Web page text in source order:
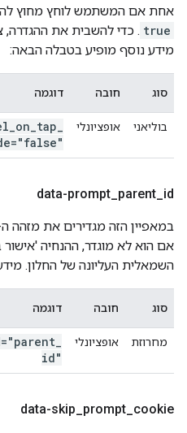
אחת אם המשתמש לוחץ מחוץ
true . כדי להשבית את ההגדרה,
מידע נוסף מופיע בטבלה הבאה:
סוג חובה דוגמה
בוליאני אופציונלי on tap
data-prompt parent id
אם הוא לא מוגדר, ההנחיה
השמאלית העליונה של החלון.
סוג חובה דוגמה
מחרוזת אופציונלי
id"
data-skip prompt cookie